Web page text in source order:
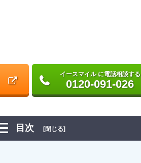
イースマイル に電話相談する
0120-091-026
目次 [閉じる]